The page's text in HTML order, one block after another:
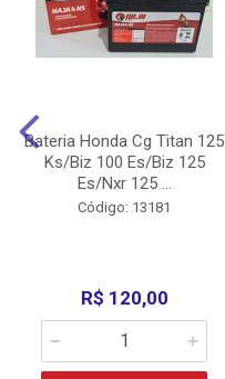
Bateria Honda Cg Titan 125
Ks/Biz 100 Es/Biz 125
Es/Nxr 125 ...
Código: 13181
R$ 120,00